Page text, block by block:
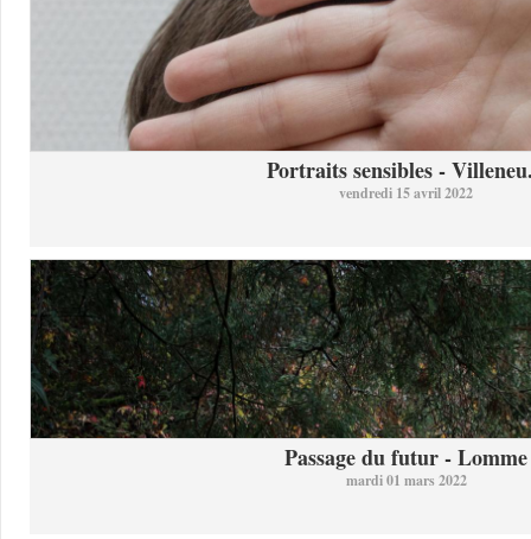
Portraits sensibles -
vendredi 15 avril 2022
Passage du futur - Lomme
mardi 01 mars 2022